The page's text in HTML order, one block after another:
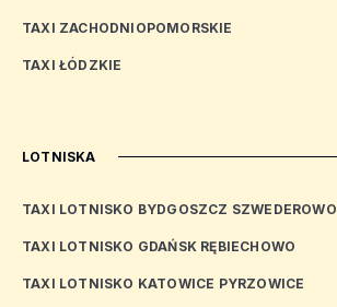
TAXI ZACHODNIOPOMORSKIE
TAXI ŁÓDZKIE
LOTNISKA
TAXI LOTNISKO BYDGOSZCZ SZWEDEROWO
TAXI LOTNISKO GDAŃSK RĘBIECHOWO
TAXI LOTNISKO KATOWICE PYRZOWICE